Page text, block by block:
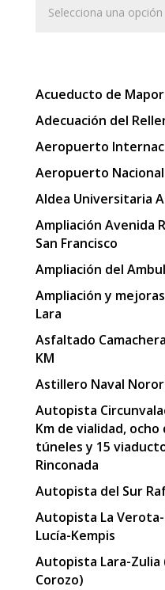
Acueducto de
Adecuación del
Aeropuerto
Aeropuerto
Aldea Universitaria
Ampliación Avenida
San Francisco
Ampliación del
Ampliación y
Lara
Asfaltado
KM
Astillero Naval
Autopista
Km de vialidad,
túneles y 15
Rinconada
Autopista del Sur
Autopista La
Lucía-Kempis
Autopista Lara-Zulia
Corozo)